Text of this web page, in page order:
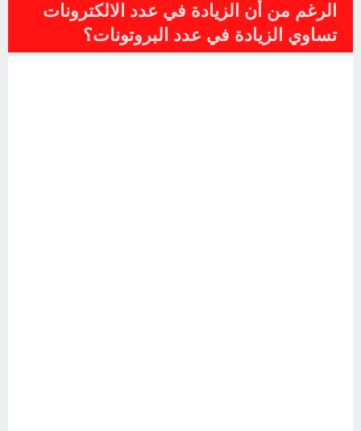
الرغم من أن الزيادة في عدد الالكترونات
تساوي الزيادة في عدد البروتونات؟